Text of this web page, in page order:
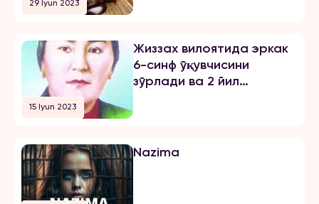
29 Iyun 2023
15 Iyun 2023
Жиззах вилоятида эркак
6-синф ўқувчисини
зўрлади ва 2 йил
Nazima